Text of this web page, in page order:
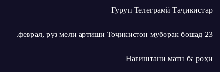
Гуруп Телеграмй Таҷикистар
23 феврал, руз мели артиши Тоҷикистон муборак бошад.
Навиштани матн ба роҳи